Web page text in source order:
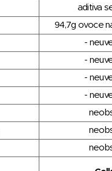
aditiva
94,7g ovoce
-
-
-
-